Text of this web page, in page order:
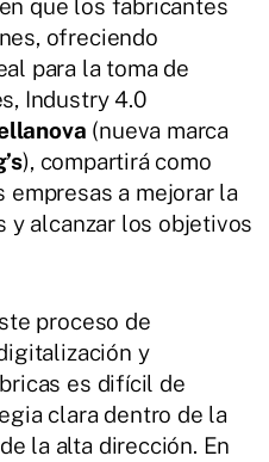
que los fabricantes
ofreciendo
para la toma de
Industry 4.0
(nueva marca
), compartirá como
empresas a mejorar la
y alcanzar los objetivos
proceso de
y
es difícil de
clara dentro de la
la alta dirección. En